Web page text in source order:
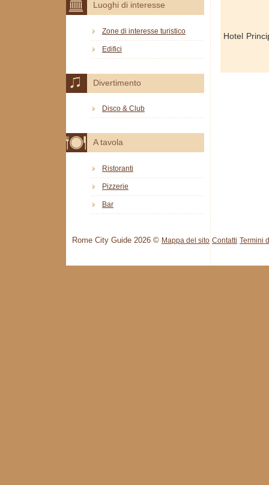
Hotel
Luoghi di interesse
Zone di interesse turistico
Edifici
Divertimento
Disco & Club
A tavola
Ristoranti
Pizzerie
Bar
Rome City Guide 2026 © Mappa del sito Contatti Termini